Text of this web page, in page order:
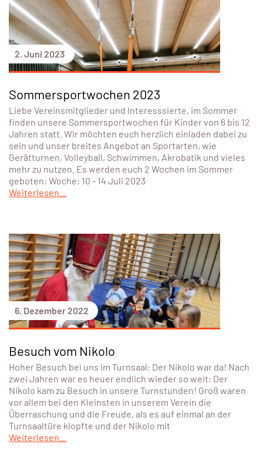
2. Juni 2023
Sommersportwochen 2023
Liebe Vereinsmitglieder und Interesssierte, im Sommer
finden unsere Sommersportwochen für Kinder von 6 bis 12
Jahren statt. Wir möchten euch herzlich einladen dabei zu
sein und unser breites Angebot an Sportarten, wie
Gerätturnen, Volleyball, Schwimmen, Akrobatik und vieles
mehr zu nutzen. Es werden euch 2 Wochen im Sommer
geboten: Woche: 10 - 14 Juli 2023
Weiterlesen...
6. Dezember 2022
Besuch vom Nikolo
Hoher Besuch bei uns im Turnsaal: Der Nikolo war da! Nach
zwei Jahren war es heuer endlich wieder so weit: Der
Nikolo kam zu Besuch in unsere Turnstunden! Groß waren
vor allem bei den Kleinsten in unserem Verein die
Überraschung und die Freude, als es auf einmal an der
Turnsaaltüre klopfte und der Nikolo mit
Weiterlesen...